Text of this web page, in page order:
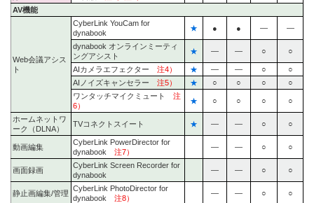
AV機能
Web会議アシス
ト
CyberLink YouCam for
dynabook
★ ● ● ― ―
dynabook オンラインミーティ
ングアシスト
★ ― ― ○ ○
AIカメラエフェクター 注4） ★ ― ― ○
○
AIノイズキャンセラー 注5） ★ ○ ○ ○
○
ワンタッチマイクミュート
注
6）
★ ○ ○ ○ ○
ホームネットワ
ーク（DLNA）
TVコネクトスイート ★ ― ― ○ ○
動画編集
CyberLink PowerDirector for
dynabook 注7）
― ― ○ ○
画面録画
CyberLink Screen Recorder for
dynabook
― ― ○ ○
静止画編集/管理
CyberLink PhotoDirector for
dynabook 注8）
― ― ○ ○